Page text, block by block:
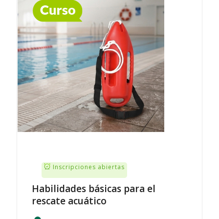
Inscripciones abiertas
Habilidades básicas para el
rescate acuático